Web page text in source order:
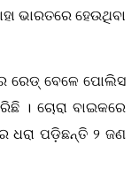
ଭାରତରେ ହେଉଥିବା
ରେଡ୍ ବେଳେ ପୋଲିସ
। ଚୋରା ବାଇକରେ
ଧରା ପଡ଼ିଛନ୍ତି ୨ ଜଣ